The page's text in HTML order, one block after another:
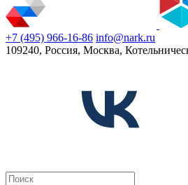
+7 (495) 966-16-86 info@nark.ru
109240, Россия, Москва,